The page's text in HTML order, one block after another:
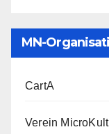
MN-
CartA
Verein